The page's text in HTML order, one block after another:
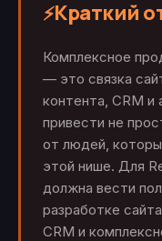
⚡Краткий
Комплексное
— это связка
контента, CRM и
привести не
от людей,
этой нише. Для
должна вести
разработке
CRM и